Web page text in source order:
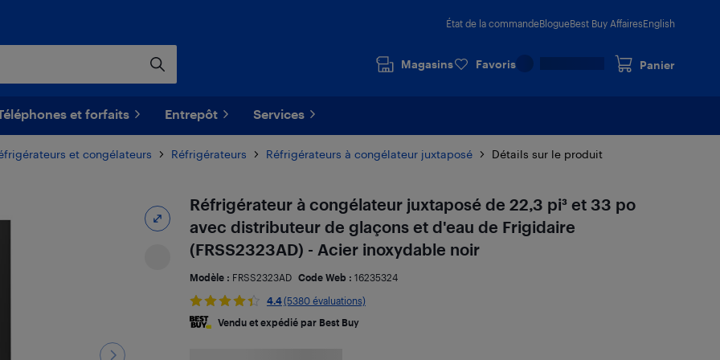
État de la commandeBlogueBest Buy AffairesEnglish
Magasins Favoris Panier
et forfaits Entrepôt Services
et congélateurs Réfrigérateurs Réfrigérateurs à congélateur juxtaposé Détails sur le produit
Réfrigérateur à congélateur juxtaposé de 22,3 pi³ et 33 po
avec distributeur de glaçons et d'eau de Frigidaire
(FRSS2323AD) - Acier inoxydable noir
Modèle : FRSS2323AD Code Web : 16235324
4.4(5380 évaluations)
Vendu et expédié par Best Buy